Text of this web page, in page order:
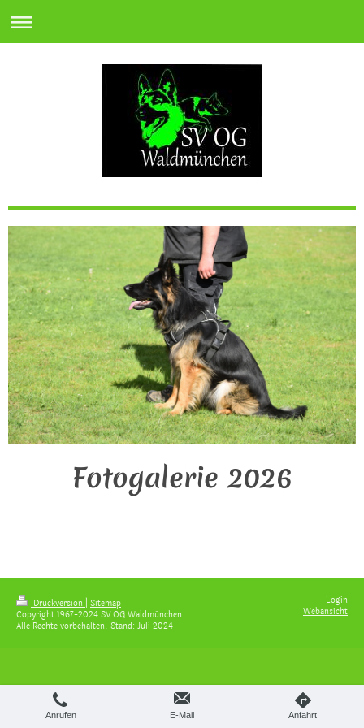
Fotogalerie 2026
Druckversion Sitemap
Copyright 1967-2024 SV OG Waldmünchen
Alle Rechte vorbehalten. Stand: Juli 2024
Login
Webansicht
Anrufen E-Mail Anfahrt